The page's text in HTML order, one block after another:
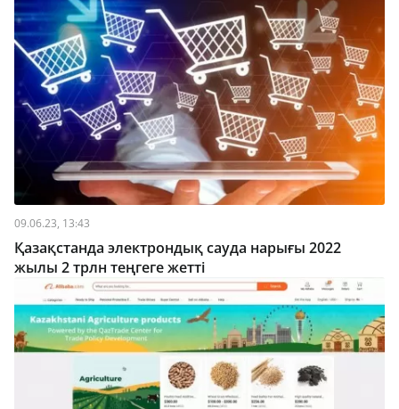
09.06.23, 13:43
Қазақстанда электрондық сауда нарығы 2022
жылы 2 трлн теңгеге жетті